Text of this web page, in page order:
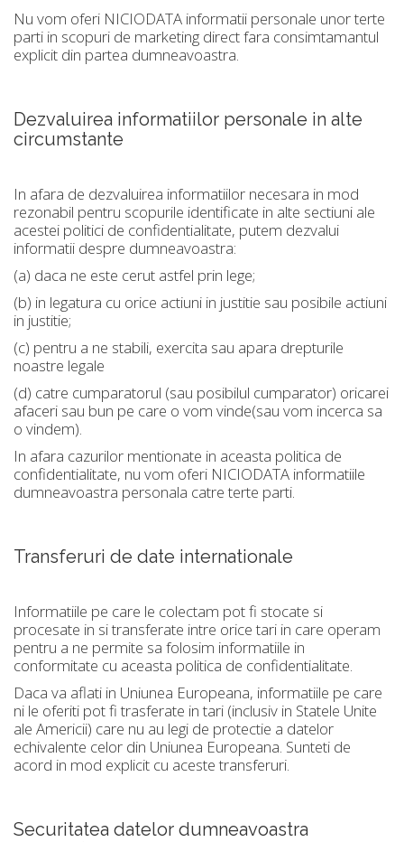
Nu vom oferi NICIODATA informatii personale unor terte
parti in scopuri de marketing direct fara consimtamantul
explicit din partea dumneavoastra.
Dezvaluirea informatiilor personale in alte
circumstante
In afara de dezvaluirea informatiilor necesara in mod
rezonabil pentru scopurile identificate in alte sectiuni ale
acestei politici de confidentialitate, putem dezvalui
informatii despre dumneavoastra:
(a) daca ne este cerut astfel prin lege;
(b) in legatura cu orice actiuni in justitie sau posibile actiuni
in justitie;
(c) pentru a ne stabili, exercita sau apara drepturile
noastre legale
(d) catre cumparatorul (sau posibilul cumparator) oricarei
afaceri sau bun pe care o vom vinde(sau vom incerca sa
o vindem).
In afara cazurilor mentionate in aceasta politica de
confidentialitate, nu vom oferi NICIODATA informatiile
dumneavoastra personala catre terte parti.
Transferuri de date internationale
Informatiile pe care le colectam pot fi stocate si
procesate in si transferate intre orice tari in care operam
pentru a ne permite sa folosim informatiile in
conformitate cu aceasta politica de confidentialitate.
Daca va aflati in Uniunea Europeana, informatiile pe care
ni le oferiti pot fi trasferate in tari (inclusiv in Statele Unite
ale Americii) care nu au legi de protectie a datelor
echivalente celor din Uniunea Europeana. Sunteti de
acord in mod explicit cu aceste transferuri.
Securitatea datelor dumneavoastra